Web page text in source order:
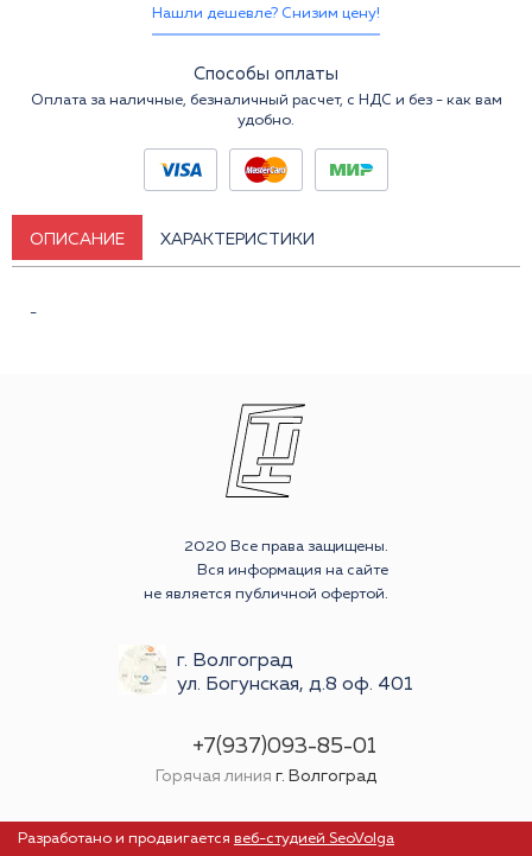
Нашли дешевле? Снизим цену!
Способы оплаты
Оплата за наличные, безналичный расчет, с НДС и без - как вам
удобно.
ОПИСАНИЕ ХАРАКТЕРИСТИКИ
-
2020 Все права защищены.
Вся информация на сайте
не является публичной офертой.
г. Волгоград
ул. Богунская, д.8 оф. 401
+7(937)093-85-01
Горячая линия г. Волгоград
Разработано и продвигается веб-студией SeoVolga